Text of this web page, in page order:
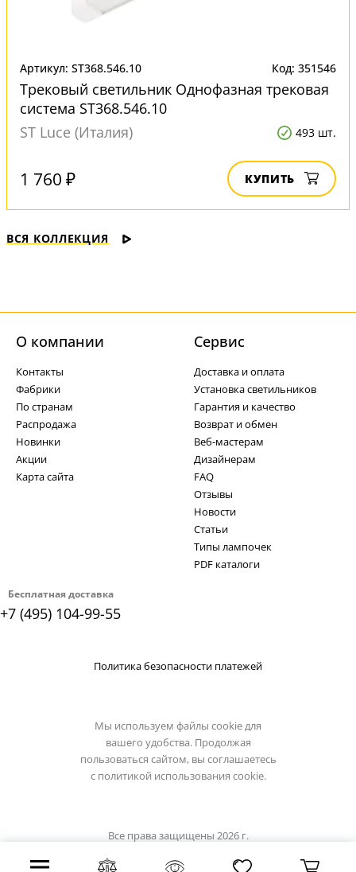
Артикул: ST368.546.10 Код: 351546
Трековый светильник Однофазная трековая
система ST368.546.10
ST Luce (Италия)
493 шт.
1 760 ₽ КУПИТЬ
ВСЯ КОЛЛЕКЦИЯ
Бесплатная доставка
+7 (495) 104-99-55
О компании
Контакты
Фабрики
По странам
Распродажа
Новинки
Акции
Карта сайта
Cервис
Доставка и оплата
Установка светильников
Гарантия и качество
Возврат и обмен
Веб-мастерам
Дизайнерам
FAQ
Отзывы
Новости
Статьи
Типы лампочек
PDF каталоги
Политика безопасности платежей
Мы используем файлы cookie для
вашего удобства. Продолжая
пользоваться сайтом, вы соглашаетесь
с политикой использования cookie.
Все права защищены 2026 г.